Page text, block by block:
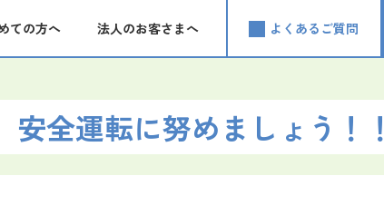
ての方へ 法人のお客さまへ よくあるご質問
安全運転に努めましょう！！